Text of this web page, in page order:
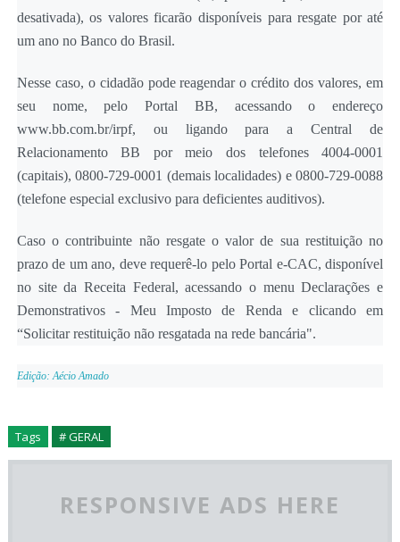
desativada), os valores ficarão disponíveis para resgate por até
um ano no Banco do Brasil.
Nesse caso, o cidadão pode reagendar o crédito dos valores, em
seu nome, pelo Portal BB, acessando o endereço
www.bb.com.br/irpf, ou ligando para a Central de
Relacionamento BB por meio dos telefones 4004-0001
(capitais), 0800-729-0001 (demais localidades) e 0800-729-0088
(telefone especial exclusivo para deficientes auditivos).
Caso o contribuinte não resgate o valor de sua restituição no
prazo de um ano, deve requerê-lo pelo Portal e-CAC, disponível
no site da Receita Federal, acessando o menu Declarações e
Demonstrativos - Meu Imposto de Renda e clicando em
“Solicitar restituição não resgatada na rede bancária".
Edição: Aécio Amado
Tags # GERAL
RESPONSIVE ADS HERE